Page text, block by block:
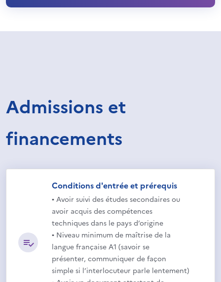
Admissions et
financements
Conditions d'entrée et prérequis
▪ Avoir suivi des études secondaires ou
avoir acquis des compétences
techniques dans le pays d’origine
▪ Niveau minimum de maîtrise de la
langue française A1 (savoir se
présenter, communiquer de façon
simple si l’interlocuteur parle lentement)